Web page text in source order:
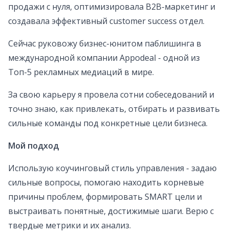
продажи с нуля, оптимизировала B2B-маркетинг и
создавала эффективный customer success отдел.
Сейчас руковожу бизнес-юнитом паблишинга в
международной компании Appodeal - одной из
Топ-5 рекламных медиаций в мире.
За свою карьеру я провела сотни собеседований и
точно знаю, как привлекать, отбирать и развивать
сильные команды под конкретные цели бизнеса.
Мой подход
Использую коучинговый стиль управления - задаю
сильные вопросы, помогаю находить корневые
причины проблем, формировать SMART цели и
выстраивать понятные, достижимые шаги. Верю с
твердые метрики и их анализ.